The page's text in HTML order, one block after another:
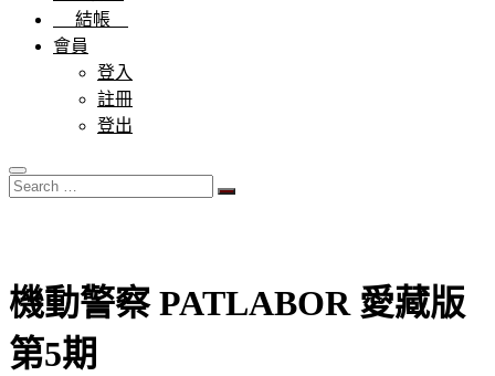
結帳
會員
登入
註冊
登出
Search
…
機動警察 PATLABOR 愛藏版
第5期